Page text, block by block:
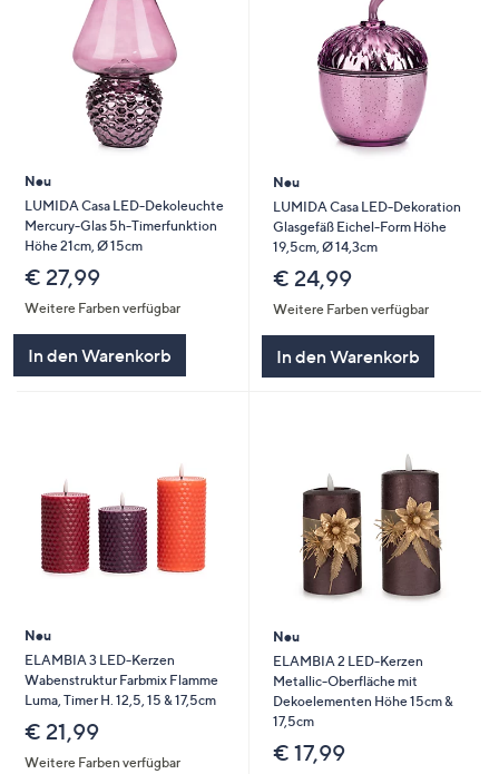
Neu
LUMIDA Casa LED-Dekoleuchte
Mercury-Glas 5h-Timerfunktion
Höhe 21cm, Ø 15cm
€ 27,99
Weitere Farben verfügbar
In den Warenkorb
Neu
LUMIDA Casa LED-Dekoration
Glasgefäß Eichel-Form Höhe
19,5cm, Ø 14,3cm
€ 24,99
Weitere Farben verfügbar
In den Warenkorb
Neu
ELAMBIA 3 LED-Kerzen
Wabenstruktur Farbmix Flamme
Luma, Timer H. 12,5, 15 & 17,5cm
€ 21,99
Weitere Farben verfügbar
Neu
ELAMBIA 2 LED-Kerzen
Metallic-Oberfläche mit
Dekoelementen Höhe 15cm &
17,5cm
€ 17,99